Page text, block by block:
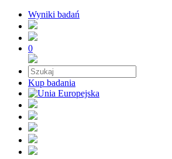
Wyniki badań
0
Kup badania